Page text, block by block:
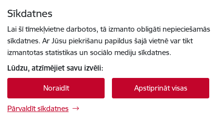
Sīkdatnes
Lai šī tīmekļvietne darbotos, tā izmanto obligāti nepieciešamās
sīkdatnes. Ar Jūsu piekrišanu papildus šajā vietnē var tikt
izmantotas statistikas un sociālo mediju sīkdatnes.
Lūdzu, atzīmējiet savu izvēli:
Noraidīt Apstiprināt visas
Pārvaldīt sīkdatnes